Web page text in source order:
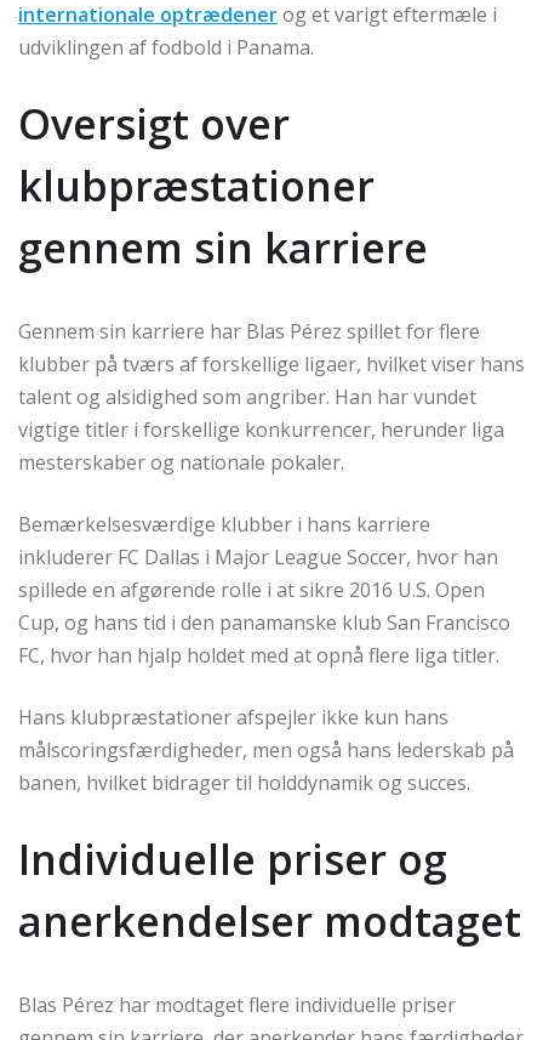
internationale optrædenerog et varigt eftermæle i
udviklingen af fodbold i Panama.
Oversigt over
klubpræstationer
gennem sin karriere
Gennem sin karriere har Blas Pérez spillet for flere
klubber på tværs af forskellige ligaer, hvilket viser hans
talent og alsidighed som angriber. Han har vundet
vigtige titler i forskellige konkurrencer, herunder liga
mesterskaber og nationale pokaler.
Bemærkelsesværdige klubber i hans karriere
inkluderer FC Dallas i Major League Soccer, hvor han
spillede en afgørende rolle i at sikre 2016 U.S. Open
Cup, og hans tid i den panamanske klub San Francisco
FC, hvor han hjalp holdet med at opnå flere liga titler.
Hans klubpræstationer afspejler ikke kun hans
målscoringsfærdigheder, men også hans lederskab på
banen, hvilket bidrager til holddynamik og succes.
Individuelle priser og
anerkendelser modtaget
Blas Pérez har modtaget flere individuelle priser